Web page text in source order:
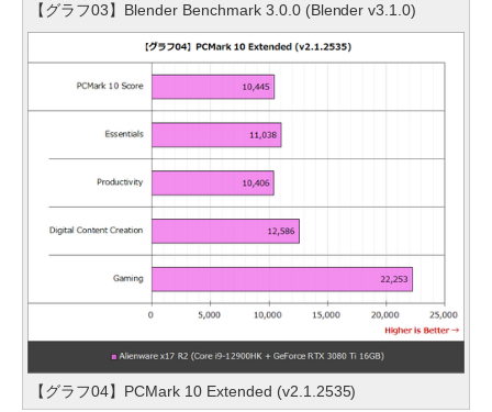
【グラフ03】Blender Benchmark 3.0.0 (Blender v3.1.0)
【グラフ04】PCMark 10 Extended (v2.1.2535)